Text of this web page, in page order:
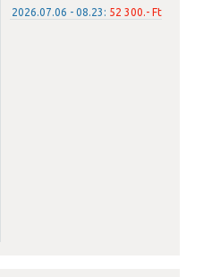
2026.07.06 - 08.23: 52 300.- Ft